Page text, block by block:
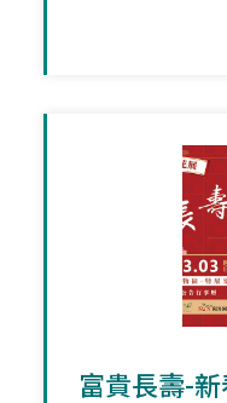
富貴長壽-